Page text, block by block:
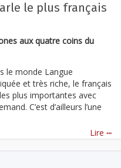
le plus français
aux quatre coins du
le monde Langue
et très riche, le français
plus importantes avec
C’est d’ailleurs l’une
Lire ...